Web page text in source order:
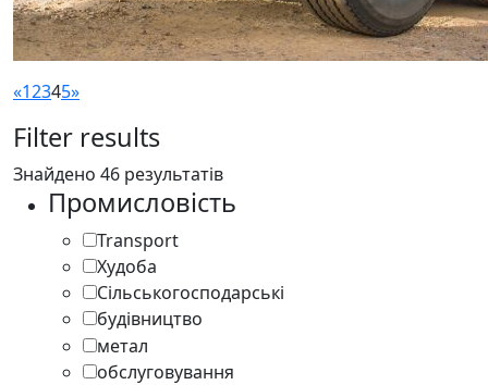
Filter results
Знайдено 46 результатів
Промисловість
Transport
Худоба
Сільськогосподарські
будівництво
метал
обслуговування
«12345»